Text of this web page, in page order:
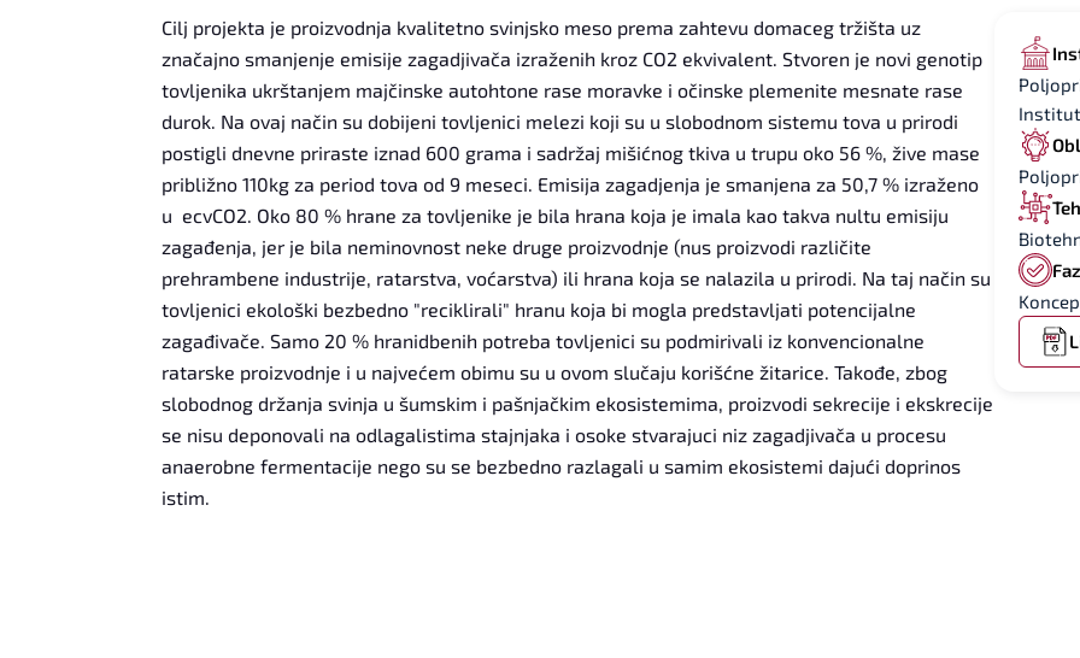
Cilj projekta je proizvodnja kvalitetno svinjsko meso prema zahtevu domaceg tržišta uz
značajno smanjenje emisije zagadjivača izraženih kroz CO2 ekvivalent. Stvoren je novi genotip
tovljenika ukrštanjem majčinske autohtone rase moravke i očinske plemenite mesnate rase
durok. Na ovaj način su dobijeni tovljenici melezi koji su u slobodnom sistemu tova u prirodi
postigli dnevne priraste iznad 600 grama i sadržaj mišićnog tkiva u trupu oko 56 %, žive mase
približno 110kg za period tova od 9 meseci. Emisija zagadjenja je smanjena za 50,7 % izraženo
u ecvCO2. Oko 80 % hrane za tovljenike je bila hrana koja je imala kao takva nultu emisiju
zagađenja, jer je bila neminovnost neke druge proizvodnje (nus proizvodi različite
prehrambene industrije, ratarstva, voćarstva) ili hrana koja se nalazila u prirodi. Na taj način su
tovljenici ekološki bezbedno "reciklirali" hranu koja bi mogla predstavljati potencijalne
zagađivače. Samo 20 % hranidbenih potreba tovljenici su podmirivali iz konvencionalne
ratarske proizvodnje i u najvećem obimu su u ovom slučaju korišćne žitarice. Takođe, zbog
slobodnog držanja svinja u šumskim i pašnjačkim ekosistemima, proizvodi sekrecije i ekskrecije
se nisu deponovali na odlagalistima stajnjaka i osoke stvarajuci niz zagadjivača u procesu
anaerobne fermentacije nego su se bezbedno razlagali u samim ekosistemi dajući doprinos
istim.